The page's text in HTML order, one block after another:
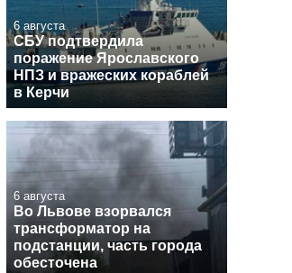
6 августа
СБУ подтвердила
поражение Ярославского
НПЗ и вражеских кораблей
в Керчи
6 августа
Во Львове взорвался
трансформатор на
подстанции, часть города
обесточена